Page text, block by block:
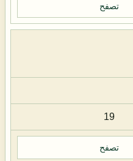
تصفح
19
تصفح